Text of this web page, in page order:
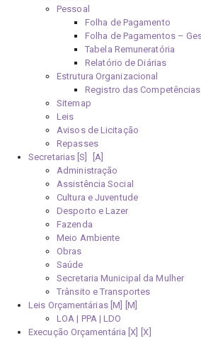
Pessoal
Folha de Pagamento
Folha de Pagamentos –
Tabela Remuneratória
Relatório de Diárias
Estrutura Organizacional
Registro das Competências
Sitemap
Leis
Avisos de Licitação
Repasses
Secretarias [S]
Administração
Assistência Social
Cultura e Juventude
Desporto e Lazer
Fazenda
Meio Ambiente
Obras
Saúde
Secretaria Municipal da Mulher
Trânsito e Transportes
Leis Orçamentárias [M]
LOA | PPA | LDO
Execução Orçamentária [X]